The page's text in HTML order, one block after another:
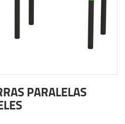
PARALELAS